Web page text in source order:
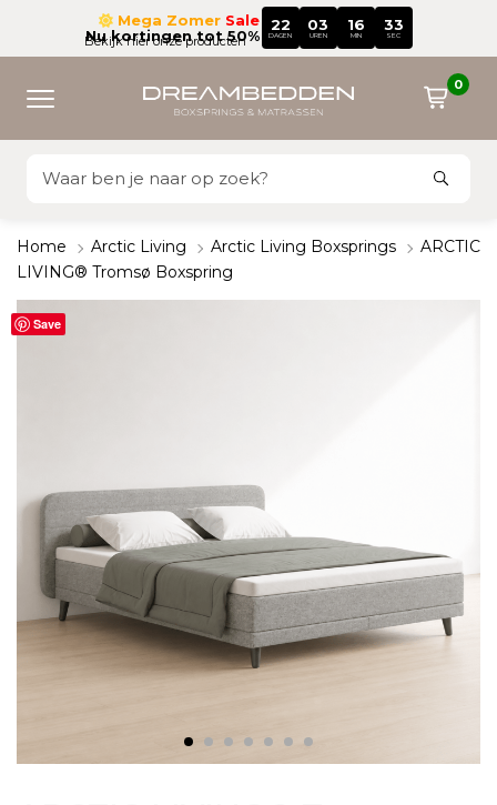
Mega Zomer Sale
Nu kortingen tot 50%
22
DAGEN
03
UREN
16
MIN
32
SEC
Bekijk hier onze producten
0
Home Arctic Living Arctic Living Boxsprings
ARCTIC
LIVING® Tromsø Boxspring
Save